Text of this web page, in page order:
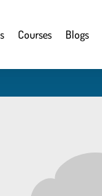
Courses Blogs